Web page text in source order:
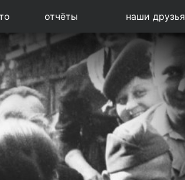
отчёты наши друзья